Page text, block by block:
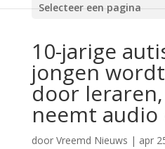
Selecteer een pagina
10-jarige
jongen
door
neemt audio
door Vreemd Nieuws | apr